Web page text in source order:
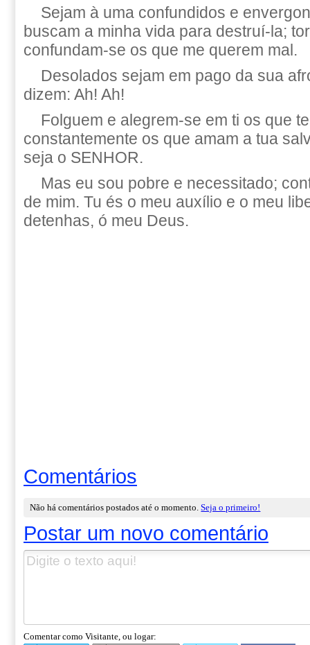
Sejam à uma confundidos e
buscam a minha vida para destruí-la;
confundam-se os que me querem mal.
Desolados sejam em pago da sua
dizem: Ah! Ah!
Folguem e alegrem-se em ti os que
constantemente os que amam a tua
seja o SENHOR.
Mas eu sou pobre e necessitado;
de mim. Tu és o meu auxílio e o meu
detenhas, ó meu Deus.
Comentários
Não há comentários postados até o momento.Seja o primeiro!
Postar um novo comentário
Comentar como Visitante, ou logar: